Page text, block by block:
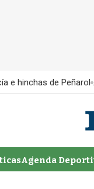
e hinchas de Peñarol
Agenda